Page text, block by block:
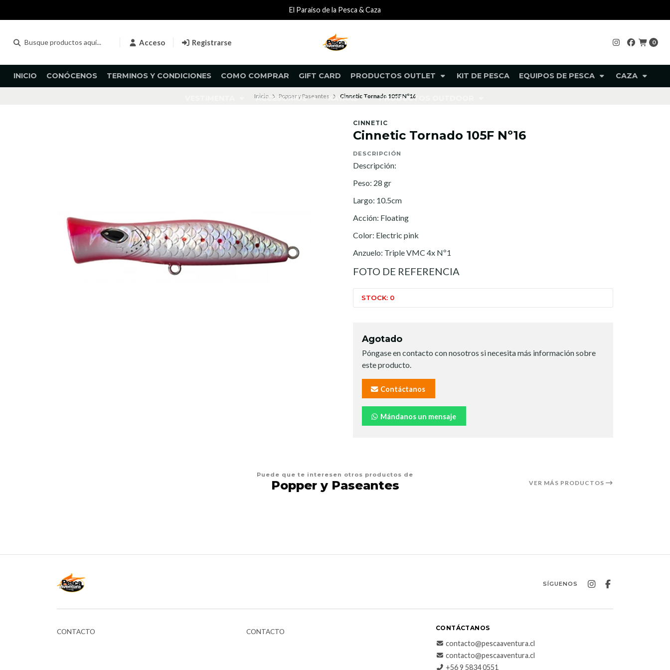
Acceso Registrarse 0
INICIO CONÓCENOS TERMINOS Y CONDICIONES COMO COMPRAR GIFT CARD PRODUCTOS OUTLET KIT DE PESCA EQUIPOS DE PESCA CAZA
ACCESORIOS KAYAKS PRODUCTOS OUTDOOR
El Paraiso de la Pesca & Caza
Inicio Popper y Paseantes Cinnetic Tornado 105F Nº16
CINNETIC
Cinnetic Tornado 105F Nº16
DESCRIPCIÓN
Descripción:
Peso: 28 gr
Largo: 10.5cm
Acción: Floating
Color: Electric pink
Anzuelo: Triple VMC 4x Nº1
FOTO DE REFERENCIA
STOCK: 0
Agotado
Póngase en contacto con nosotros si necesita más información sobre
este producto.
Contáctanos
Mándanos un mensaje
Puede que te interesen otros productos de
Popper y Paseantes VER MÁS PRODUCTOS
SÍGUENOS
CONTACTO CONTACTO CONTÁCTANOS
contacto@pescaaventura.cl
contacto@pescaaventura.cl
+56 9 5834 0551